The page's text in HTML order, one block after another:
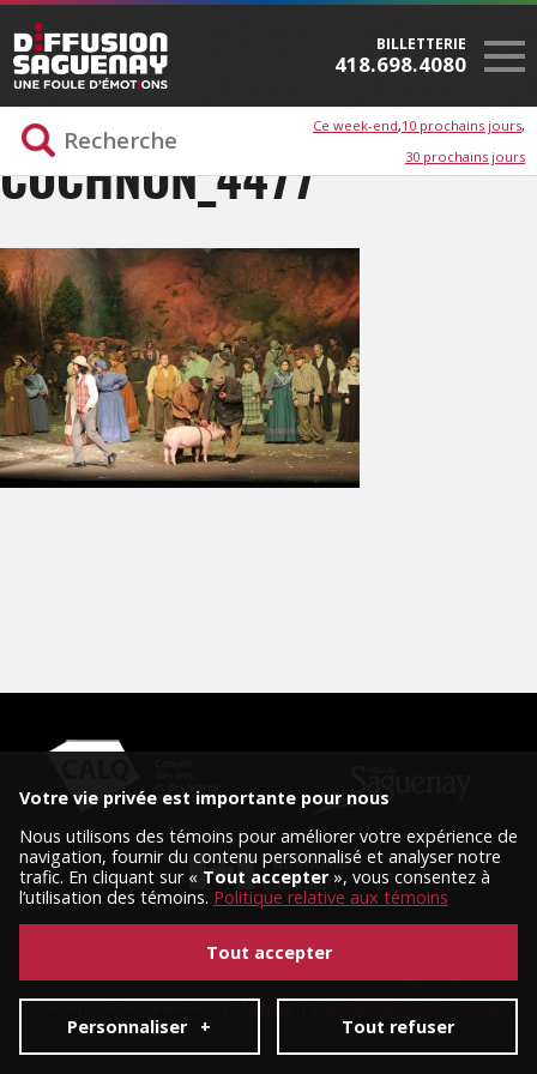
BILLETTERIE
418.698.4080
Ce week-end 10 prochains jours
30 prochains jours
COCHNON_4477
Conception et réalisation :Nubee|Mes préférences cookies
Votre vie privée est importante pour nous
Nous utilisons des témoins pour améliorer votre expérience de
navigation, fournir du contenu personnalisé et analyser notre
trafic. En cliquant sur « Tout accepter», vous consentez à
l’utilisation des témoins. Politique relative aux témoins
Personnaliser + Tout refuser
Tout accepter